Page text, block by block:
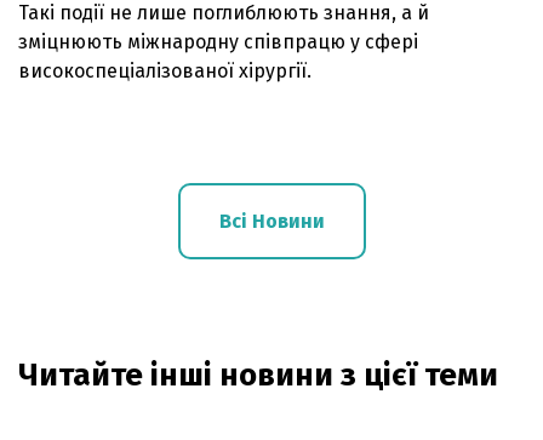
Такі події не лише поглиблюють знання, а й
зміцнюють міжнародну співпрацю у сфері
високоспеціалізованої хірургії.
Всі Новини
Читайте інші новини з цієї теми